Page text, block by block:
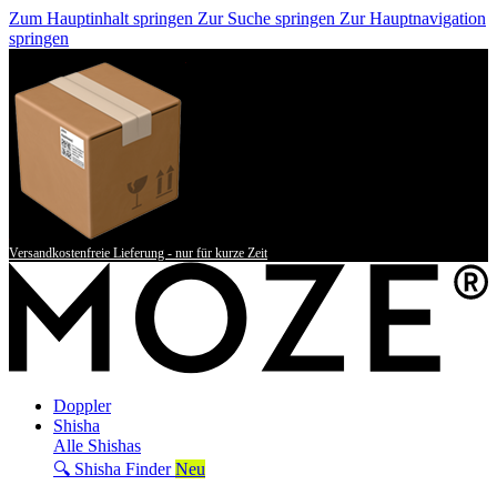
Zum Hauptinhalt springen Zur Suche springen Zur Hauptnavigation
springen
Versandkostenfreie Lieferung - nur für kurze Zeit
Doppler
Shisha
Alle Shishas
🔍 Shisha Finder Neu